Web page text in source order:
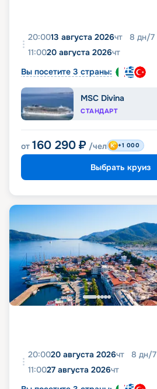
20:0013 августа 2026чт 8 дн/7
11:0020 августа 2026чт
Вы посетите 3 страны:
MSC Divina
СТАНДАРТ
от 160 290 ₽ /чел +1 000
Выбрать круиз
20:0020 августа 2026чт 8 дн/7
11:0027 августа 2026чт